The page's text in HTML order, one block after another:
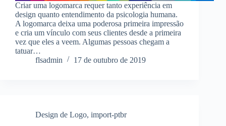
Criar uma logomarca requer tanto experiência em
design quanto entendimento da psicologia humana.
A logomarca deixa uma poderosa primeira impressão
e cria um vínculo com seus clientes desde a primeira
vez que eles a veem. Algumas pessoas chegam a
tatuar…
flsadmin
17 de outubro de 2019
Design de Logo, import-ptbr